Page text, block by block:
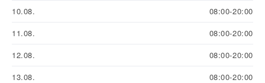
10.08.
08:00-20:00
11.08.
08:00-20:00
12.08.
08:00-20:00
13.08.
08:00-20:00